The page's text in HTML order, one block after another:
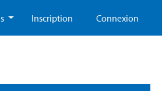
Inscription Connexion